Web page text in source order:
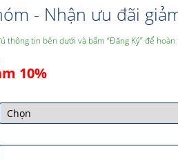
- Nhận ưu đãi
thông tin bên dưới và bấm “Đăng Ký” để hoàn
10%